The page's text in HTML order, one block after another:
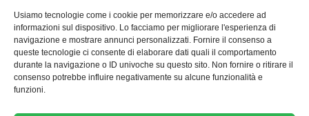
Usiamo tecnologie come i cookie per memorizzare e/o accedere ad
informazioni sul dispositivo. Lo facciamo per migliorare l'esperienza di
navigazione e mostrare annunci personalizzati. Fornire il consenso a
queste tecnologie ci consente di elaborare dati quali il comportamento
durante la navigazione o ID univoche su questo sito. Non fornire o ritirare il
consenso potrebbe influire negativamente su alcune funzionalità e
funzioni.